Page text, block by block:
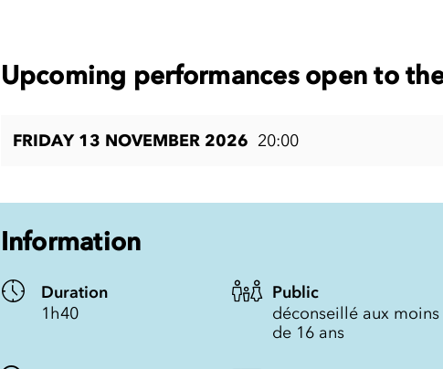
Upcoming performances open to
FRIDAY 13 NOVEMBER 2026 20:00
Information
Duration
1h40
Public
déconseillé aux moins
de 16 ans